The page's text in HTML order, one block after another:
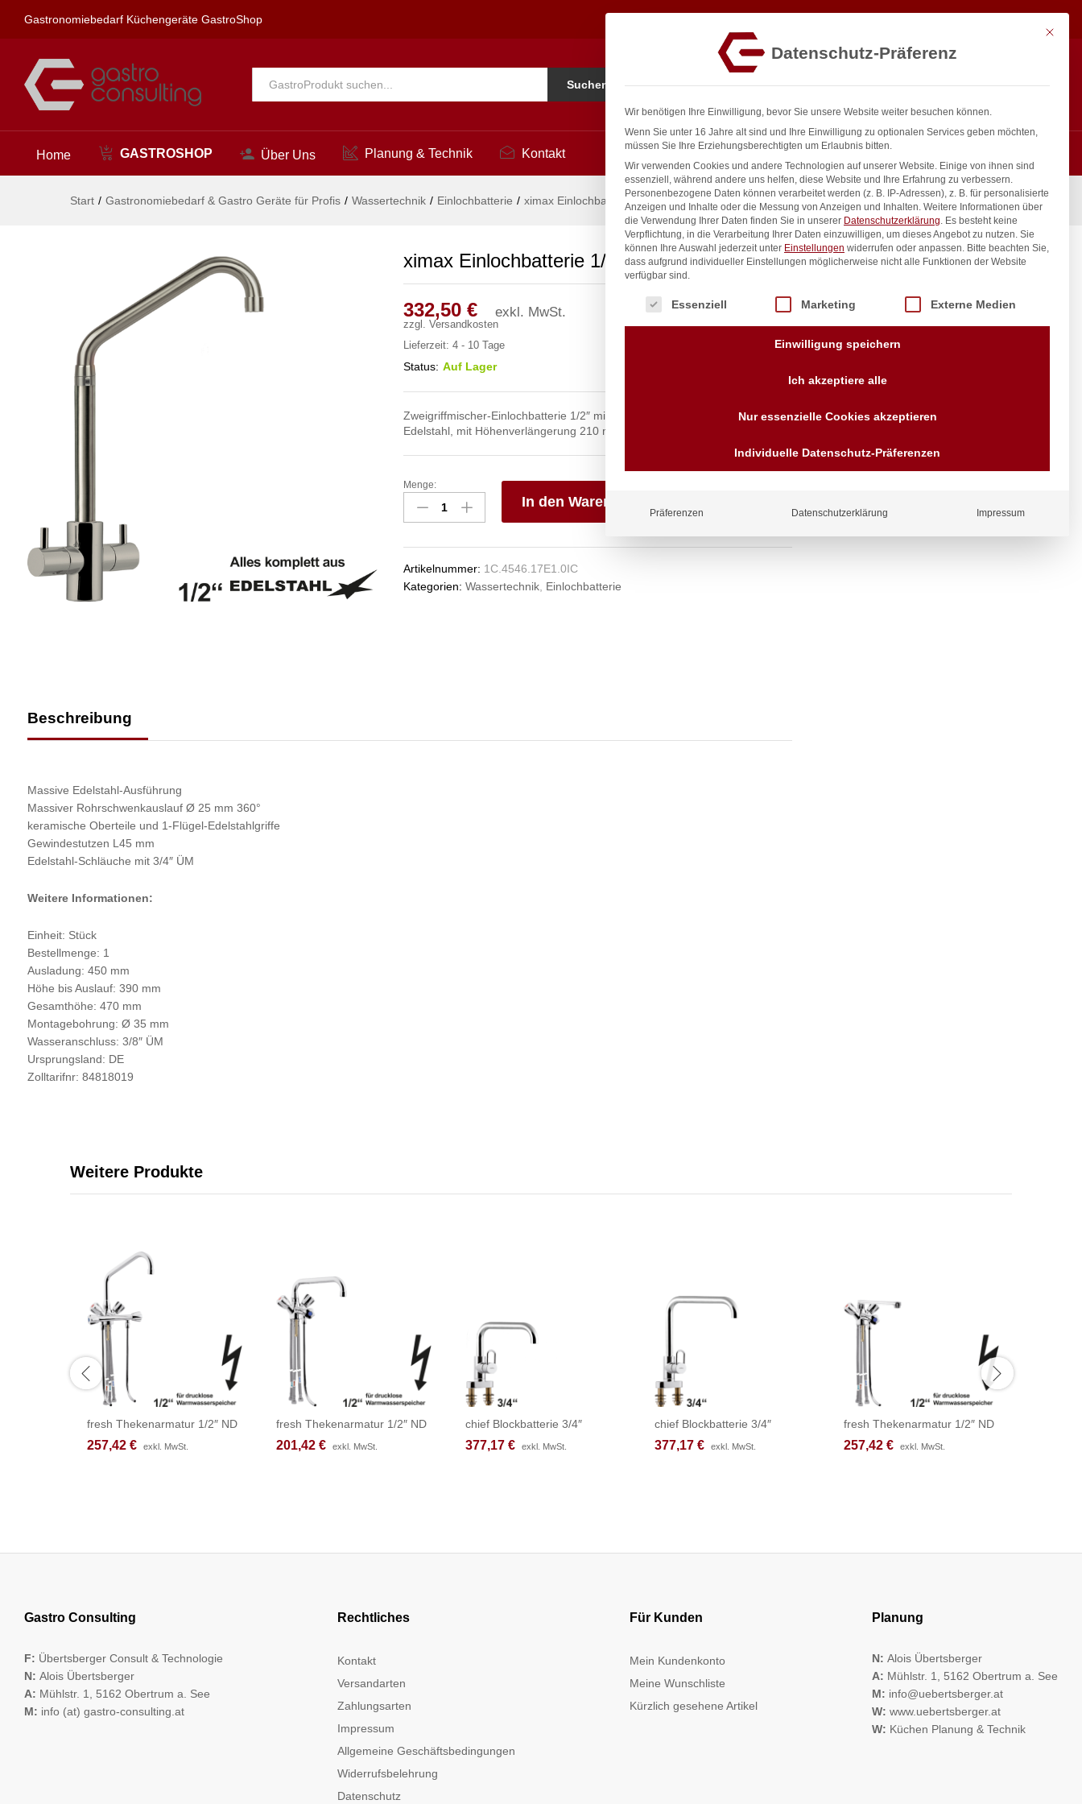
Gastronomiebedarf Küchengeräte GastroShop
Alle Suchen
Home GASTROSHOP Über Uns Planung & Technik Kontakt
Start / Gastronomiebedarf & Gastro Geräte für Profis / Wassertechnik / Einlochbatterie / ximax Einlochbatterie 1/2″
ximax Einlochbatterie 1/2″
332,50 € exkl. MwSt.
zzgl. Versandkosten
Lieferzeit: 4 - 10 Tage
Status: Auf Lager
Zweigriffmischer-Einlochbatterie 1/2″ mit Schwenkauslauf, aus massivem
Edelstahl, mit Höhenverlängerung 210 mm
ximax
Einlochbatterie
1/2"
Menge:
In den Warenkorb
Artikelnummer: 1C.4546.17E1.0IC
Kategorien: Wassertechnik, Einlochbatterie
Beschreibung
Massive Edelstahl-Ausführung
Massiver Rohrschwenkauslauf Ø 25 mm 360°
keramische Oberteile und 1-Flügel-Edelstahlgriffe
Gewindestutzen L45 mm
Edelstahl-Schläuche mit 3/4″ ÜM
Weitere Informationen:
Einheit: Stück
Bestellmenge: 1
Ausladung: 450 mm
Höhe bis Auslauf: 390 mm
Gesamthöhe: 470 mm
Montagebohrung: Ø 35 mm
Wasseranschluss: 3/8″ ÜM
Ursprungsland: DE
Zolltarifnr: 84818019
inkl. / exkl. MwSt.
Anfragen
Wir sind seit über 40 Jahren
für Sie da
Vorrauskasse Paypal,
Kreditkarte, Direkt
Weitere Produkte
fresh Thekenarmatur 1/2″ ND
257,42 € exkl. MwSt.
257,42 € exkl. MwSt.
fresh Thekenarmatur 1/2″ ND
201,42 € exkl. MwSt.
201,42 € exkl. MwSt.
chief Blockbatterie 3/4″
377,17 € exkl. MwSt.
377,17 € exkl. MwSt.
chief Blockbatterie 3/4″
377,17 € exkl. MwSt.
377,17 € exkl. MwSt.
fresh Thekenarmatur 1/2″ ND
257,42 € exkl. MwSt.
257,42 € exkl. MwSt.
Gastro Consulting
F: Übertsberger Consult & Technologie
N: Alois Übertsberger
A: Mühlstr. 1, 5162 Obertrum a. See
M: info (at) gastro-consulting.at
Rechtliches
Kontakt
Versandarten
Zahlungsarten
Impressum
Allgemeine Geschäftsbedingungen
Widerrufsbelehrung
Datenschutz
Für Kunden
Mein Kundenkonto
Meine Wunschliste
Kürzlich gesehene Artikel
Planung
N: Alois Übertsberger
A: Mühlstr. 1, 5162 Obertrum a. See
M: info@uebertsberger.at
W: www.uebertsberger.at
W: Küchen Planung & Technik
Beschreibung
332,50€ exkl. MwSt. In den Warenkorb
Mit
Datenschutz-Präferenz
Wir benötigen Ihre Einwilligung, bevor Sie unsere Website weiter besuchen können.
Wenn Sie unter 16 Jahre alt sind und Ihre Einwilligung zu optionalen Services geben möchten,
müssen Sie Ihre Erziehungsberechtigten um Erlaubnis bitten.
Wir verwenden Cookies und andere Technologien auf unserer Website. Einige von ihnen sind
essenziell, während andere uns helfen, diese Website und Ihre Erfahrung zu verbessern.
Personenbezogene Daten können verarbeitet werden (z. B. IP-Adressen), z. B. für personalisierte
Anzeigen und Inhalte oder die Messung von Anzeigen und Inhalten. Weitere Informationen über
die Verwendung Ihrer Daten finden Sie in unserer Datenschutzerklärung. Es besteht keine
Verpflichtung, in die Verarbeitung Ihrer Daten einzuwilligen, um dieses Angebot zu nutzen. Sie
können Ihre Auswahl jederzeit unter Einstellungen widerrufen oder anpassen. Bitte beachten Sie,
dass aufgrund individueller Einstellungen möglicherweise nicht alle Funktionen der Website
verfügbar sind.
Es folgt eine Liste der Service-Gruppen, für die eine Einwilligung erteilt werden kann.
Essenziell Marketing Externe Medien
Einwilligung speichern
Ich akzeptiere alle
Nur essenzielle Cookies akzeptieren
Individuelle Datenschutz-Präferenzen
Präferenzen Datenschutzerklärung Impressum